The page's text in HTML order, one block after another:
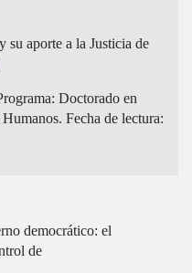
aporte a la Justicia de
Doctorado en
Fecha de lectura:
democrático: el
de